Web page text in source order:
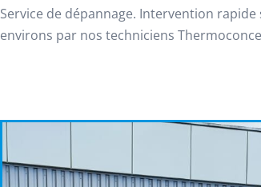
Service de dépannage. Intervention rapide
environs par nos techniciens